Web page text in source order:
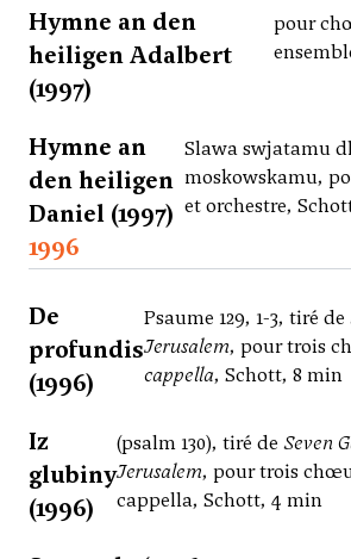
Hymne an den
heiligen Adalbert
(1997)
pour
Hymne an
den heiligen
Daniel (1997)
Slawa swjatamu
moskowskamu,
et orchestre,
1996
De
profundis
(1996)
Psaume 129, 1-3, tiré de
Jerusalem, pour trois
cappella, Schott, 8 min
Iz
glubiny
(1996)
(psalm 130), tiré de Seven
Jerusalem, pour trois
cappella, Schott, 4 min